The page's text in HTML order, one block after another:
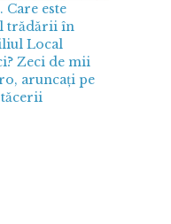
Care este
trădării în
Local
Zeci de mii
aruncați pe
tăcerii